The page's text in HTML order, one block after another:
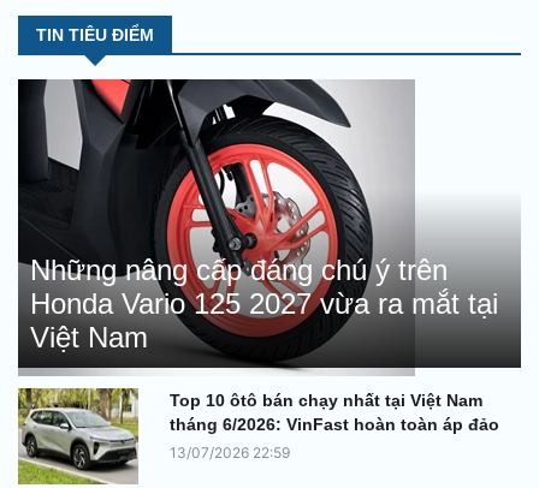
TIN TIÊU ĐIỂM
Những nâng cấp đáng chú ý trên
Honda Vario 125 2027 vừa ra mắt tại
Việt Nam
Top 10 ôtô bán chạy nhất tại Việt Nam
tháng 6/2026: VinFast hoàn toàn áp đảo
13/07/2026 22:59